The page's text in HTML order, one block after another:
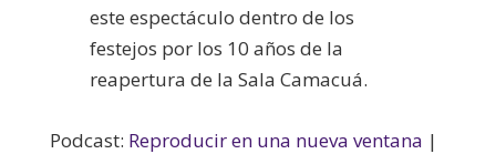
este espectáculo dentro de los
festejos por los 10 años de la
reapertura de la Sala Camacuá.
Podcast: Reproducir en una nueva ventana |